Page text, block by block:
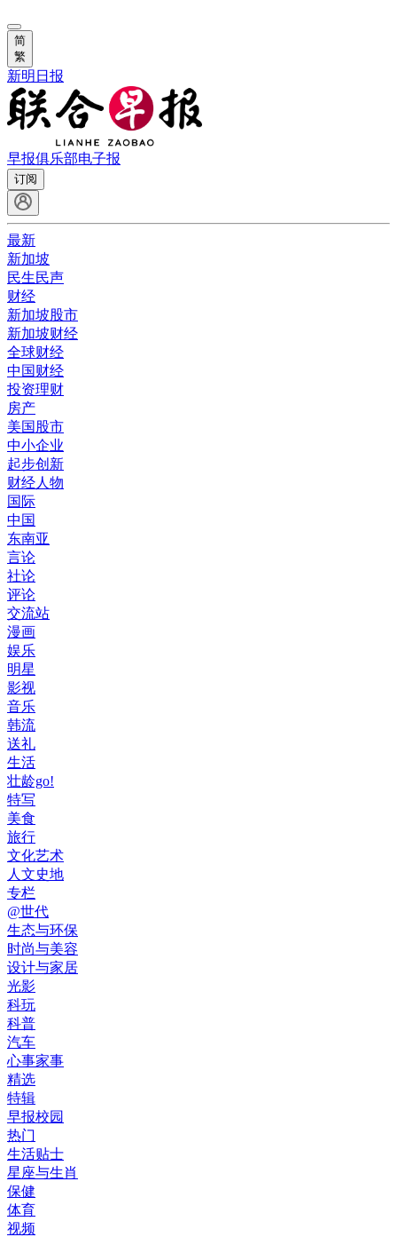
简
繁
新明日报
早报俱乐部电子报
订阅
最新
新加坡
民生民声
财经
新加坡股市
新加坡财经
全球财经
中国财经
投资理财
房产
美国股市
中小企业
起步创新
财经人物
国际
中国
东南亚
言论
社论
评论
交流站
漫画
娱乐
明星
影视
音乐
韩流
送礼
生活
壮龄go!
特写
美食
旅行
文化艺术
人文史地
专栏
@世代
生态与环保
时尚与美容
设计与家居
光影
科玩
科普
汽车
心事家事
精选
特辑
早报校园
热门
生活贴士
星座与生肖
保健
体育
视频